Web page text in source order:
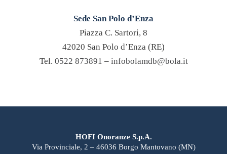
Sede San Polo d’Enza
Piazza C. Sartori, 8
42020 San Polo d’Enza (RE)
Tel. 0522 873891 – infobolamdb@bola.it
HOFI Onoranze S.p.A.
Via Provinciale, 2 – 46036 Borgo Mantovano (MN)